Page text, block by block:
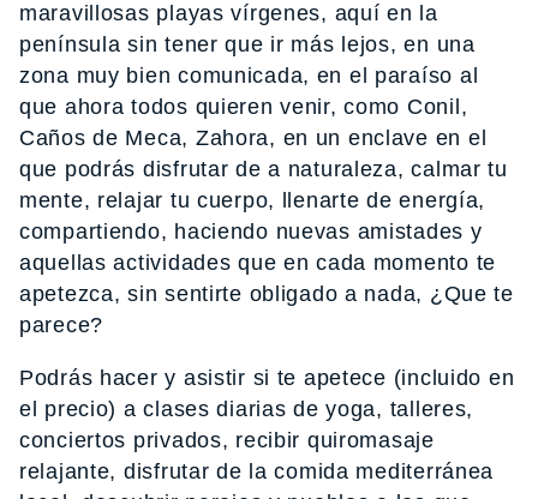
maravillosas playas vírgenes, aquí en la
península sin tener que ir más lejos, en una
zona muy bien comunicada, en el paraíso al
que ahora todos quieren venir, como Conil,
Caños de Meca, Zahora, en un enclave en el
que podrás disfrutar de a naturaleza, calmar tu
mente, relajar tu cuerpo, llenarte de energía,
compartiendo, haciendo nuevas amistades y
aquellas actividades que en cada momento te
apetezca, sin sentirte obligado a nada, ¿Que te
parece?
Podrás hacer y asistir si te apetece (incluido en
el precio) a clases diarias de yoga, talleres,
conciertos privados, recibir quiromasaje
relajante, disfrutar de la comida mediterránea